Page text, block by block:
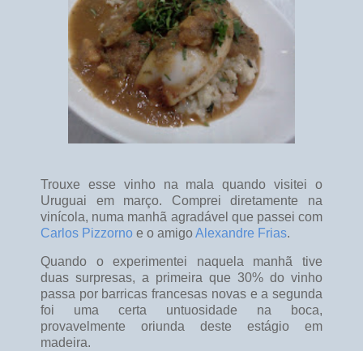
Trouxe esse vinho na mala quando visitei o
Uruguai em março. Comprei diretamente na
vinícola, numa manhã agradável que passei com
Carlos Pizzorno e o amigoAlexandre Frias.
Quando o experimentei naquela manhã tive
duas surpresas, a primeira que 30% do vinho
passa por barricas francesas novas e a segunda
foi uma certa untuosidade na boca,
provavelmente oriunda deste estágio em
madeira.